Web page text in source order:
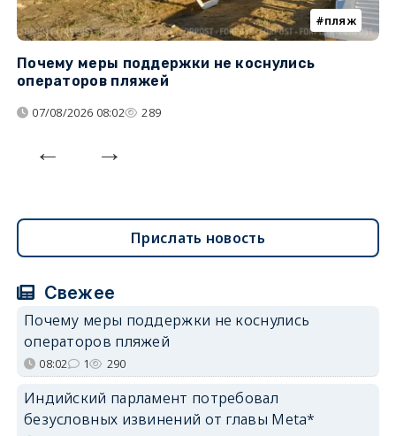
пляж
Почему меры поддержки не коснулись
операторов пляжей
07/08/2026 08:02 289
Прислать новость
Свежее
Почему меры поддержки не коснулись
операторов пляжей
08:02 1 290
Индийский парламент потребовал
безусловных извинений от главы Meta*